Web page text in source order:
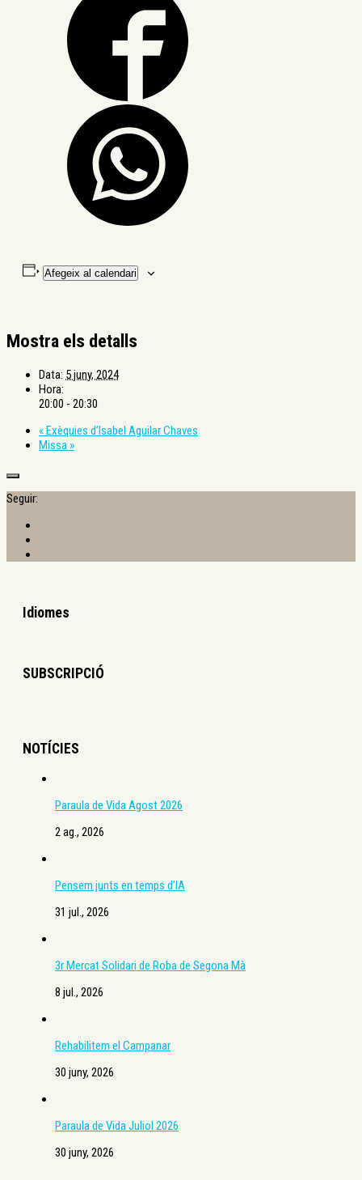
Afegeix al calendari
Mostra els detalls
Data: 5 juny, 2024
Hora:
20:00 - 20:30
«Exèquies d’Isabel Aguilar Chaves
Missa »
Seguir:
Idiomes
SUBSCRIPCIÓ
NOTÍCIES
Paraula de Vida Agost 2026
2 ag., 2026
Pensem junts en temps d’IA
31 jul., 2026
3r Mercat Solidari de Roba de Segona Mà
8 jul., 2026
Rehabilitem el Campanar
30 juny, 2026
Paraula de Vida Juliol 2026
30 juny, 2026